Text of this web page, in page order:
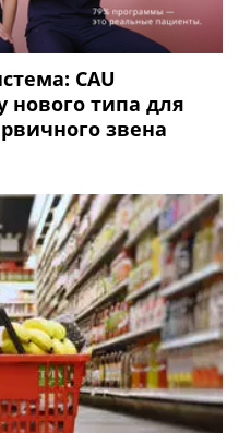
CAU
нового типа для
звена